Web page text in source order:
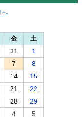
へ
金
土
31
1
7
8
14
15
21
22
28
29
4 5